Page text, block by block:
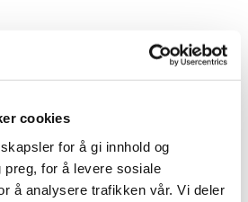
cookies
for å gi innhold og
preg, for å levere sosiale
å analysere trafikken vår. Vi deler